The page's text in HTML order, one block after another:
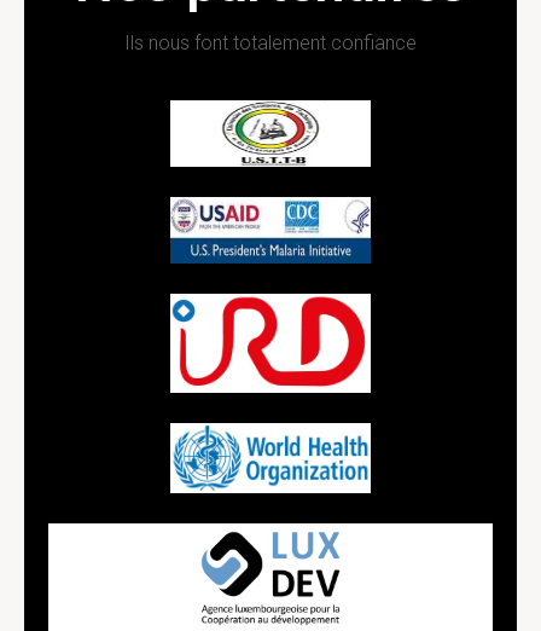
Ils nous font totalement confiance